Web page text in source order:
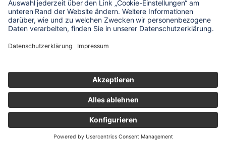
* Alle Preise verstehen sich zzgl. Mehrwertsteuer und Versandkosten
Unser Shop-Angebot richtet sich nur an gewerbliche
** LP = Listenneupreis (netto) des Herstellers
Mitarbeitern bearbeitet. Sie erhalten in jedem Fall ein Angebot bzw.
eine Auftragsbestätigung.
Produktabbildungen von Gebrauchtartikeln entsprechen nicht immer
der vorrätigen Ware - sie können ähnliche Produkte zeigen.
© 2026 schaltec GmbH |Impressum